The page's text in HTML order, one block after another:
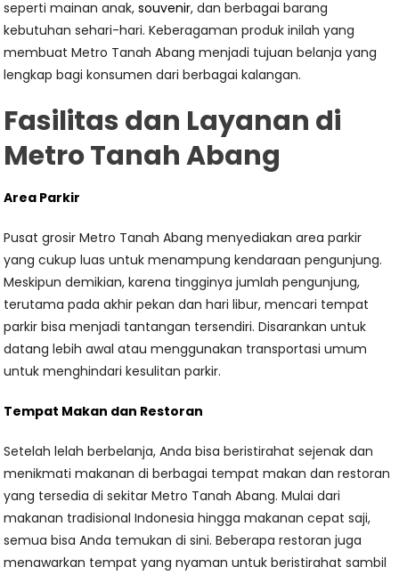
seperti mainan anak,souvenir, dan berbagai barang
kebutuhan sehari-hari. Keberagaman produk inilah yang
membuat Metro Tanah Abang menjadi tujuan belanja yang
lengkap bagi konsumen dari berbagai kalangan.
Fasilitas dan Layanan di
Metro Tanah Abang
Area Parkir
Pusat grosir Metro Tanah Abang menyediakan area parkir
yang cukup luas untuk menampung kendaraan pengunjung.
Meskipun demikian, karena tingginya jumlah pengunjung,
terutama pada akhir pekan dan hari libur, mencari tempat
parkir bisa menjadi tantangan tersendiri. Disarankan untuk
datang lebih awal atau menggunakan transportasi umum
untuk menghindari kesulitan parkir.
Tempat Makan dan Restoran
Setelah lelah berbelanja, Anda bisa beristirahat sejenak dan
menikmati makanan di berbagai tempat makan dan restoran
yang tersedia di sekitar Metro Tanah Abang. Mulai dari
makanan tradisional Indonesia hingga makanan cepat saji,
semua bisa Anda temukan di sini. Beberapa restoran juga
menawarkan tempat yang nyaman untuk beristirahat sambil